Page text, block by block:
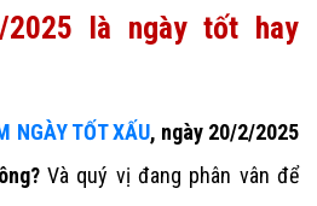
2025 là ngày tốt hay
NGÀY TỐT XẤU, ngày 20/2/2025
Và quý vị đang phân vân để